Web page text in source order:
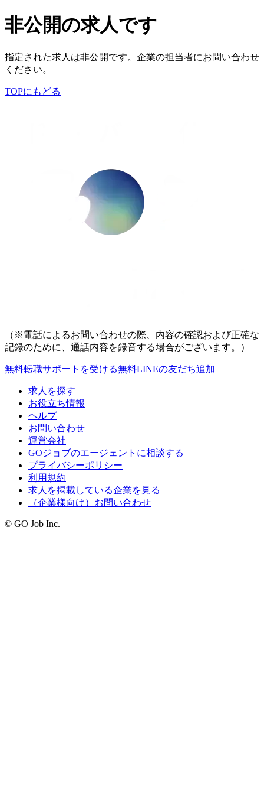
非公開の求人です
指定された求人は非公開です。企業の担当者にお問い合わせ
ください。
TOPにもどる
（※電話によるお問い合わせの際、内容の確認および正確な
記録のために、通話内容を録音する場合がございます。）
無料転職サポートを受ける無料LINEの友だち追加
求人を探す
お役立ち情報
ヘルプ
お問い合わせ
運営会社
GOジョブのエージェントに相談する
プライバシーポリシー
利用規約
求人を掲載している企業を見る
（企業様向け）お問い合わせ
© GO Job Inc.